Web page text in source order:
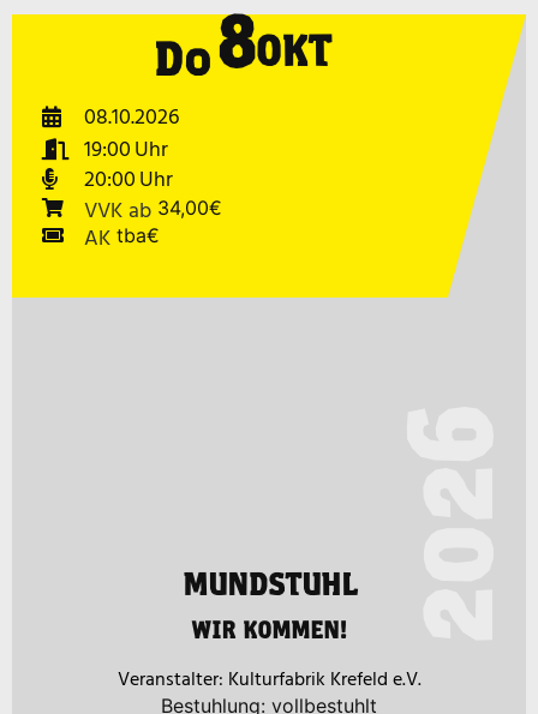
Do8OKT
08.10.2026
19:00
20:00
VVK ab 34,00€
AK tba€
MUNDSTUHL
WIR KOMMEN!
Kulturfabrik Krefeld e.V.
Bestuhlung: vollbestuhlt